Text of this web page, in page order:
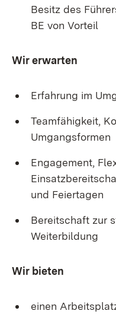
Besitz des
BE von Vorteil
Wir erwarten
Erfahrung im
Teamfähigkeit,
Umgangsformen
Engagement,
und Feiertagen
Bereitschaft zur
Weiterbildung
Wir bieten
einen